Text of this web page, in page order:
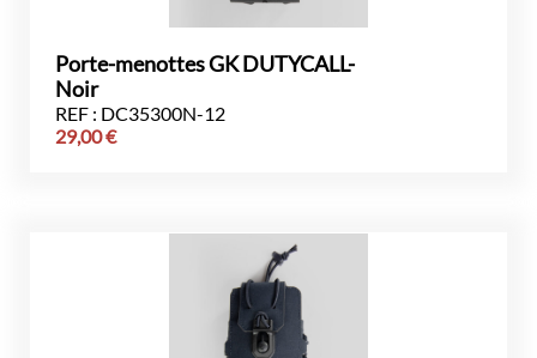
Porte-menottes GK DUTYCALL-
Noir
REF : DC35300N-12
29,00€